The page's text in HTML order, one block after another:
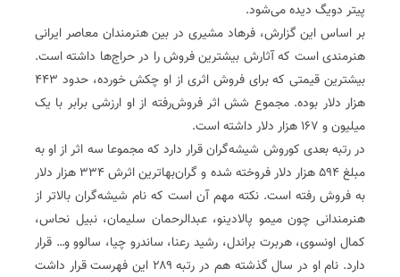
پیتر دویگ دیده می‌شود.
بر اساس این گزارش، فرهاد مشیری در بین هنرمندان معاصر ایرانی
هنرمندی است که آثارش بیشترین فروش را در حراج‌ها داشته است.
بیشترین قیمتی که برای فروش اثری از او چکش خورده، حدود ۴۴۳
هزار دلار بوده. مجموع شش اثر فروش‌رفته از او ارزشی برابر با یک‌
میلیون ‌و ۱۶۷ ‌هزار دلار داشته است.
‌در رتبه بعدی کوروش شیشه‌گران قرار دارد که مجموعا سه اثر از او به
مبلغ ۵۹۴ ‌هزار دلار فروخته شده و گران‌بهاترین اثرش ۳۳۴ هزار دلار
به فروش رفته است. نکته مهم آن است که نام شیشه‌گران بالاتر از
هنرمندانی چون میمو پالادینو، عبدالرحمان سلیمان، نبیل نحاس،
کمال اونسوی، هربرت براندل، رشید رعنا، ساندرو چیا، سالوو و‌… قرار
دارد. نام او در سال گذشته هم در رتبه ۲۸۹ این فهرست قرار داشت